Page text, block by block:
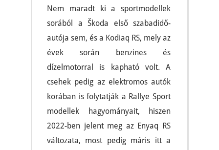
Nem maradt ki a sportmodellek
sorából a Škoda első szabadidő-
autója sem, és a Kodiaq RS, mely az
évek során benzines és
dízelmotorral is kapható volt. A
csehek pedig az elektromos autók
korában is folytatják a Rallye Sport
modellek hagyományait, hiszen
2022-ben jelent meg az Enyaq RS
változata, most pedig máris itt a